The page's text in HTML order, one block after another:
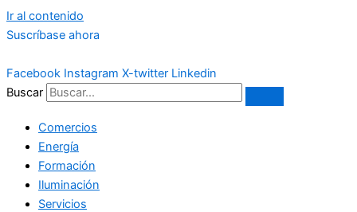
Ir al contenido
Suscríbase ahora
Facebook Instagram X-twitter Linkedin
Buscar
Comercios
Energía
Formación
Iluminación
Servicios